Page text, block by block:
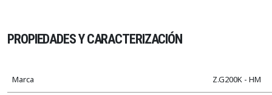
PROPIEDADES Y CARACTERIZACIÓN
Marca Z.G200K - HM